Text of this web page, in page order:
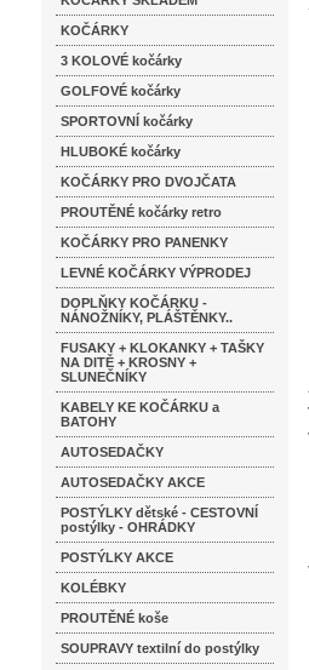
KOČÁRKY
3 KOLOVÉ kočárky
GOLFOVÉ kočárky
SPORTOVNÍ kočárky
HLUBOKÉ kočárky
KOČÁRKY PRO DVOJČATA
PROUTĚNÉ kočárky retro
KOČÁRKY PRO PANENKY
LEVNÉ KOČÁRKY VÝPRODEJ
DOPLŇKY KOČÁRKU -
NÁNOŽNÍKY, PLÁŠTĚNKY..
FUSAKY + KLOKANKY + TAŠKY
NA DITĚ + KROSNY +
SLUNEČNÍKY
KABELY KE KOČÁRKU a
BATOHY
AUTOSEDAČKY
AUTOSEDAČKY AKCE
POSTÝLKY dětské - CESTOVNÍ
postýlky - OHRÁDKY
POSTÝLKY AKCE
KOLÉBKY
PROUTĚNÉ koše
SOUPRAVY textilní do postýlky